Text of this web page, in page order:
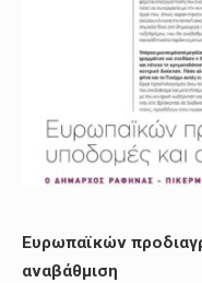
Ευρωπαϊκών
αναβάθμιση